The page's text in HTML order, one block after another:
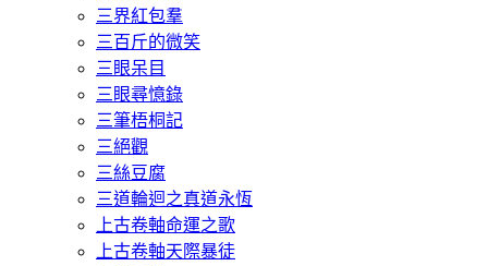
三界紅包羣
三百斤的微笑
三眼呆目
三眼尋憶錄
三筆梧桐記
三絕觀
三絲豆腐
三道輪迴之真道永恆
上古卷軸命運之歌
上古卷軸天際暴徒